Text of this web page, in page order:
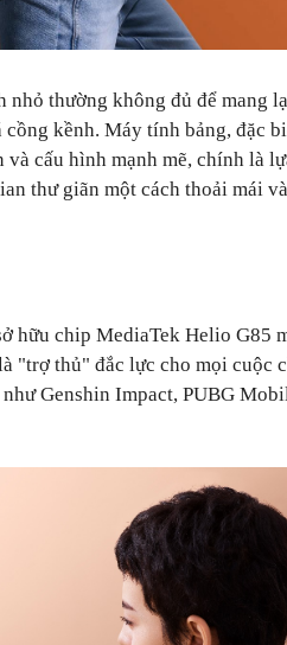
thường không đủ để mang
kềnh. Máy tính bảng, đặc
và cấu hình mạnh mẽ, chính là
thư giãn một cách thoải mái
hữu chip MediaTek Helio G85
"trợ thủ" đắc lực cho mọi cuộc
Genshin Impact, PUBG